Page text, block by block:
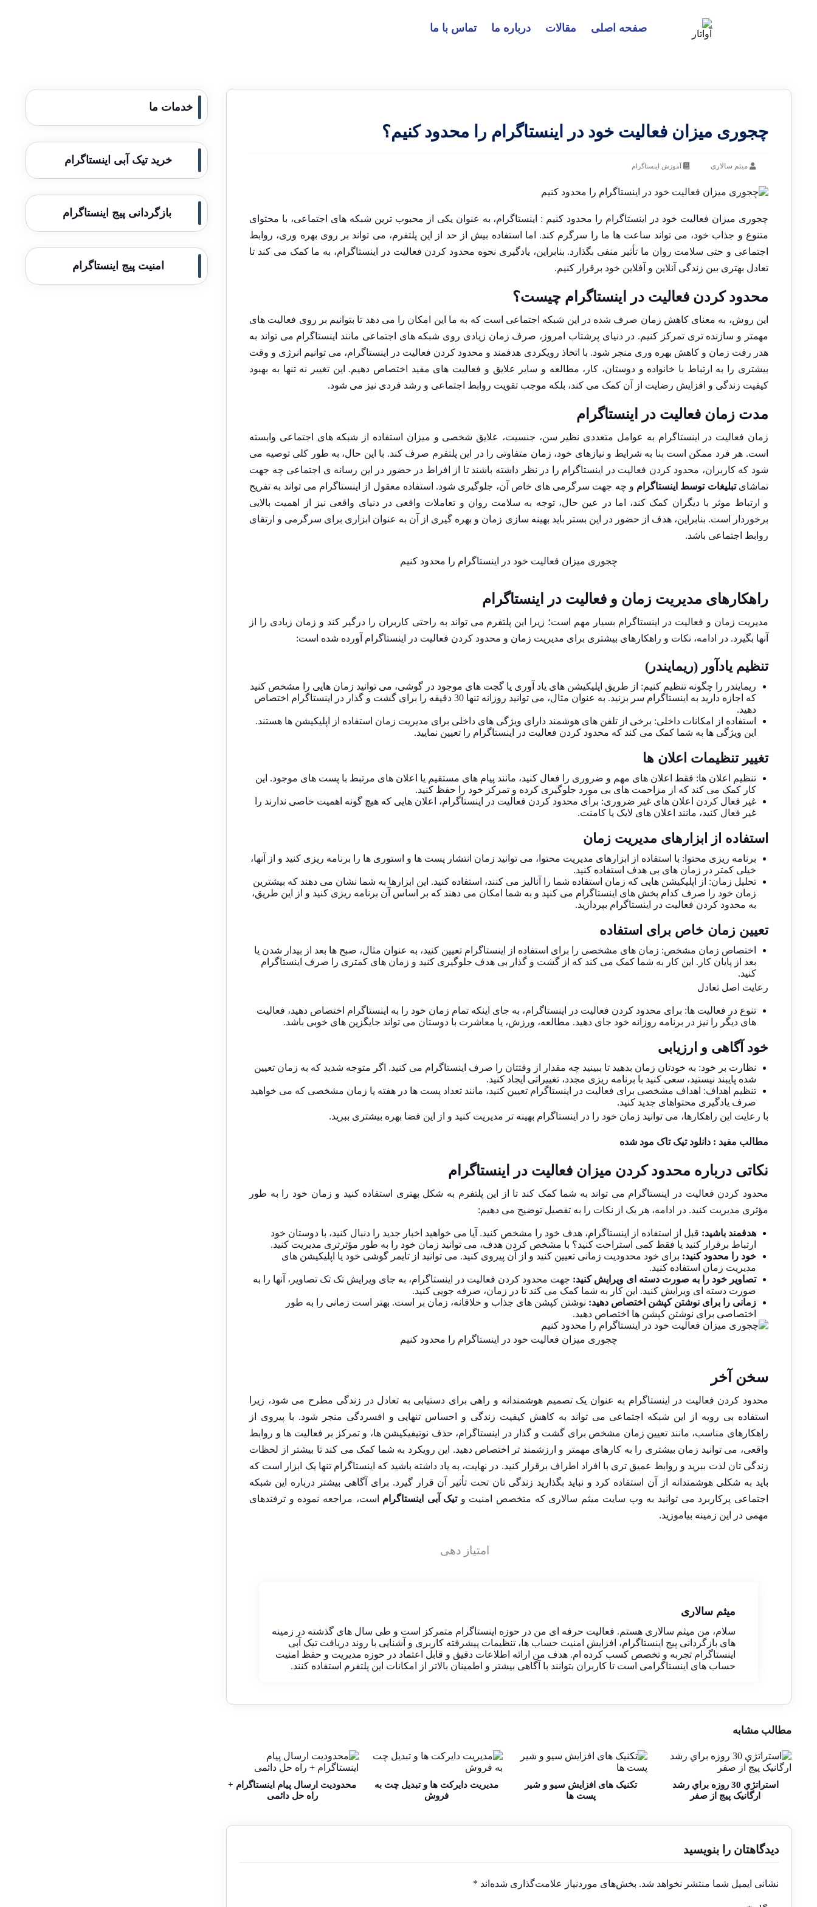
صفحه اصلی مقالات درباره ما تماس با ما
چجوری میزان فعالیت خود در اینستاگرام را محدود کنیم؟
میثم سالاری آموزش اینستاگرام
چجوری میزان فعالیت خود در اینستاگرام را محدود کنیم : اینستاگرام، به عنوان یکی از محبوب ‌ترین شبکه ‌های اجتماعی، با محتوای
متنوع و جذاب خود، می ‌تواند ساعت‌ ها ما را سرگرم کند. اما استفاده بیش از حد از این پلتفرم، می ‌تواند بر روی بهره ‌وری، روابط
اجتماعی و حتی سلامت روان ما تأثیر منفی بگذارد. بنابراین، یادگیری نحوه محدود کردن فعالیت در اینستاگرام، به ما کمک می ‌کند تا
تعادل بهتری بین زندگی آنلاین و آفلاین خود برقرار کنیم.
محدود کردن فعالیت در اینستاگرام چیست؟
این روش، به معنای کاهش زمان صرف شده در این شبکه اجتماعی است که به ما این امکان را می ‌دهد تا بتوانیم بر روی فعالیت ‌های
مهمتر و سازنده ‌تری تمرکز کنیم. در دنیای پرشتاب امروز، صرف زمان زیادی روی شبکه ‌های اجتماعی مانند اینستاگرام می ‌تواند به
هدر رفت زمان و کاهش بهره ‌وری منجر شود. با اتخاذ رویکردی هدفمند و محدود کردن فعالیت در اینستاگرام، می‌ توانیم انرژی و وقت
بیشتری را به ارتباط با خانواده و دوستان، کار، مطالعه و سایر علایق و فعالیت ‌های مفید اختصاص دهیم. این تغییر نه تنها به بهبود
کیفیت زندگی و افزایش رضایت از آن کمک می ‌کند، بلکه موجب تقویت روابط اجتماعی و رشد فردی نیز می ‌شود.
مدت زمان فعالیت در اینستاگرام
زمان فعالیت در اینستاگرام به عوامل متعددی نظیر سن، جنسیت، علایق شخصی و میزان استفاده از شبکه‌ های اجتماعی وابسته
است. هر فرد ممکن است بنا به شرایط و نیازهای خود، زمان متفاوتی را در این پلتفرم صرف کند. با این حال، به‌ طور کلی توصیه می‌
شود که کاربران، محدود کردن فعالیت در اینستاگرام را در نظر داشته باشند تا از افراط در حضور در این رسانه‌ ی اجتماعی چه جهت
تماشایتبلیغات توسط اینستاگرام و چه جهت سرگرمی های خاص آن، جلوگیری شود. استفاده معقول از اینستاگرام می ‌تواند به تفریح
و ارتباط موثر با دیگران کمک کند، اما در عین حال، توجه به سلامت روان و تعاملات واقعی در دنیای واقعی نیز از اهمیت بالایی
برخوردار است. بنابراین، هدف از حضور در این بستر باید بهینه ‌سازی زمان و بهره ‌گیری از آن به عنوان ابزاری برای سرگرمی و ارتقای
روابط اجتماعی باشد.
چجوری میزان فعالیت خود در اینستاگرام را محدود کنیم
راهکارهای مدیریت زمان و فعالیت در اینستاگرام
مدیریت زمان و فعالیت در اینستاگرام بسیار مهم است؛ زیرا این پلتفرم می ‌تواند به راحتی کاربران را درگیر کند و زمان زیادی را از
آنها بگیرد. در ادامه، نکات و راهکارهای بیشتری برای مدیریت زمان و محدود کردن فعالیت در اینستاگرام آورده شده است:
تنظیم یادآور (ریمایندر)
ریمایندر را چگونه تنظیم کنیم: از طریق اپلیکیشن‌ های یاد آوری یا گجت ‌های موجود در گوشی، می‌ توانید زمان ‌هایی را مشخص کنید
که اجازه دارید به اینستاگرام سر بزنید. به عنوان مثال، می ‌توانید روزانه تنها 30 دقیقه را برای گشت و گذار در اینستاگرام اختصاص
دهید.
استفاده از امکانات داخلی: برخی از تلفن‌ های هوشمند دارای ویژگی ‌های داخلی برای مدیریت زمان استفاده از اپلیکیشن‌ ها هستند.
این ویژگی‌ ها به شما کمک می‌ کند که محدود کردن فعالیت در اینستاگرام را تعیین نمایید.
تغییر تنظیمات اعلان ‌ها
تنظیم اعلان‌ ها: فقط اعلان‌ های مهم و ضروری را فعال کنید، مانند پیام‌ های مستقیم یا اعلان ‌های مرتبط با پست‌ های موجود. این
کار کمک می ‌کند که از مزاحمت ‌های بی‌ مورد جلوگیری کرده و تمرکز خود را حفظ کنید.
غیر فعال کردن اعلان ‌های غیر ضروری: برای محدود کردن فعالیت در اینستاگرام، اعلان‌ هایی که هیچ ‌گونه اهمیت خاصی ندارند را
غیر فعال کنید، مانند اعلان ‌های لایک یا کامنت.
استفاده از ابزارهای مدیریت زمان
برنامه‌ ریزی محتوا: با استفاده از ابزارهای مدیریت محتوا، می ‌توانید زمان انتشار پست ‌ها و استوری ‌ها را برنامه‌ ریزی کنید و از آنها،
خیلی کمتر در زمان ‌های بی‌ هدف استفاده کنید.
تحلیل زمان: از اپلیکیشن‌ هایی که زمان استفاده شما را آنالیز می‌ کنند، استفاده کنید. این ابزارها به شما نشان می ‌دهند که بیشترین
زمان خود را صرف کدام بخش‌ های اینستاگرام می ‌کنید و به شما امکان می‌ دهند که بر اساس آن برنامه ‌ریزی کنید و از این طریق،
به محدود کردن فعالیت در اینستاگرام بپردازید.
تعیین زمان خاص برای استفاده
اختصاص زمان مشخص: زمان ‌های مشخصی را برای استفاده از اینستاگرام تعیین کنید، به ‌عنوان مثال، صبح‌ ها بعد از بیدار شدن یا
بعد از پایان کار. این کار به شما کمک می ‌کند که از گشت و گذار بی‌ هدف جلوگیری کنید و زمان‌ های کمتری را صرف اینستاگرام
کنید.
رعایت اصل تعادل
تنوع در فعالیت ‌ها: برای محدود کردن فعالیت در اینستاگرام، به‌ جای اینکه تمام زمان خود را به اینستاگرام اختصاص دهید، فعالیت‌
های دیگر را نیز در برنامه روزانه خود جای دهید. مطالعه، ورزش، یا معاشرت با دوستان می ‌تواند جایگزین‌ های خوبی باشد.
خود آگاهی و ارزیابی
نظارت بر خود: به خودتان زمان بدهید تا ببینید چه مقدار از وقتتان را صرف اینستاگرام می ‌کنید. اگر متوجه شدید که به زمان تعیین
‌شده پایبند نیستید، سعی کنید با برنامه ‌ریزی مجدد، تغییراتی ایجاد کنید.
تنظیم اهداف: اهداف مشخصی برای فعالیت در اینستاگرام تعیین کنید، مانند تعداد پست ‌ها در هفته یا زمان مشخصی که می ‌خواهید
صرف یادگیری محتواهای جدید کنید.
با رعایت این راهکارها، می‌ توانید زمان خود را در اینستاگرام بهینه ‌تر مدیریت کنید و از این فضا بهره بیشتری ببرید.
مطالب مفید :دانلود تیک تاک مود شده
نکاتی درباره محدود کردن میزان فعالیت در اینستاگرام
محدود کردن فعالیت در اینستاگرام می ‌تواند به شما کمک کند تا از این پلتفرم به شکل بهتری استفاده کنید و زمان خود را به طور
مؤثری مدیریت کنید. در ادامه، هر یک از نکات را به تفصیل توضیح می ‌دهیم:
هدفمند باشید: قبل از استفاده از اینستاگرام، هدف خود را مشخص کنید. آیا می ‌خواهید اخبار جدید را دنبال کنید، با دوستان خود
ارتباط برقرار کنید یا فقط کمی استراحت کنید؟ با مشخص کردن هدف، می ‌توانید زمان خود را به طور مؤثرتری مدیریت کنید.
خود را محدود کنید: برای خود محدودیت زمانی تعیین کنید و از آن پیروی کنید. می ‌توانید از تایمر گوشی خود یا اپلیکیشن ‌های
مدیریت زمان استفاده کنید.
تصاویر خود را به صورت دسته ‌ای ویرایش کنید: جهت محدود کردن فعالیت در اینستاگرام، به جای ویرایش تک تک تصاویر، آنها را به
صورت دسته ‌ای ویرایش کنید. این کار به شما کمک می‌ کند تا در زمان، صرفه‌ جویی کنید.
زمانی را برای نوشتن کپشن اختصاص دهید: نوشتن کپشن‌ های جذاب و خلاقانه، زمان ‌بر است. بهتر است زمانی را به طور
اختصاصی برای نوشتن کپشن ‌ها اختصاص دهید.
چجوری میزان فعالیت خود در اینستاگرام را محدود کنیم
سخن آخر
محدود کردن فعالیت در اینستاگرام به عنوان یک تصمیم هوشمندانه و راهی برای دستیابی به تعادل در زندگی مطرح می ‌شود، زیرا
استفاده بی ‌رویه از این شبکه‌ اجتماعی می ‌تواند به کاهش کیفیت زندگی و احساس تنهایی و افسردگی منجر شود. با پیروی از
راهکارهای مناسب، مانند تعیین زمان مشخص برای گشت و گذار در اینستاگرام، حذف نوتیفیکیشن ‌ها، و تمرکز بر فعالیت ‌ها و روابط
واقعی، می ‌توانید زمان بیشتری را به کارهای مهمتر و ارزشمند تر اختصاص دهید. این رویکرد به شما کمک می ‌کند تا بیشتر از لحظات
زندگی ‌تان لذت ببرید و روابط عمیق‌ تری با افراد اطراف برقرار کنید. در نهایت، به یاد داشته باشید که اینستاگرام تنها یک ابزار است که
باید به شکلی هوشمندانه از آن استفاده کرد و نباید بگذارید زندگی ‌تان تحت تأثیر آن قرار گیرد. برای آگاهی بیشتر درباره این شبکه
اجتماعی پرکاربرد می توانید به وب سایت میثم سالاری که متخصص امنیت وتیک آبی اینستاگرام است، مراجعه نموده و ترفندهای
مهمی در این زمینه بیاموزید.
امتیاز دهی
میثم سالاری
سلام، من میثم سالاری هستم. فعالیت حرفه ای من در حوزه اینستاگرام متمرکز است و طی سال های گذشته در زمینه
های بازگردانی پیج اینستاگرام، افزایش امنیت حساب ها، تنظیمات پیشرفته کاربری و آشنایی با روند دریافت تیک آبی
اینستاگرام تجربه و تخصص کسب کرده ام. هدف من ارائه اطلاعات دقیق و قابل اعتماد در حوزه مدیریت و حفظ امنیت
حساب های اینستاگرامی است تا کاربران بتوانند با آگاهی بیشتر و اطمینان بالاتر از امکانات این پلتفرم استفاده کنند.
مطالب مشابه
استراتژي 30 روزه براي رشد
ارگانيک پيج از صفر
تکنیک های افزایش سیو و شیر
پست ها
مدیریت دایرکت ها و تبدیل چت به
فروش
محدودیت ارسال پیام اینستاگرام +
راه حل دائمی
دیدگاهتان را بنویسید
نشانی ایمیل شما منتشر نخواهد شد. بخش‌های موردنیاز علامت‌گذاری شده‌اند *
خدمات ما
خرید تیک آبی اینستاگرام
بازگردانی پیج اینستاگرام
امنیت پیج اینستاگرام